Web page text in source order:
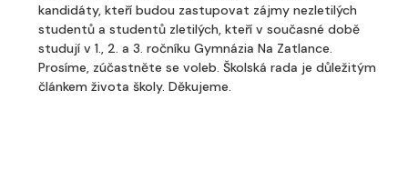
kandidáty, kteří budou zastupovat zájmy nezletilých
studentů a studentů zletilých, kteří v současné době
studují v 1., 2. a 3. ročníku Gymnázia Na Zatlance.
Prosíme, zúčastněte se voleb. Školská rada je důležitým
článkem života školy. Děkujeme.